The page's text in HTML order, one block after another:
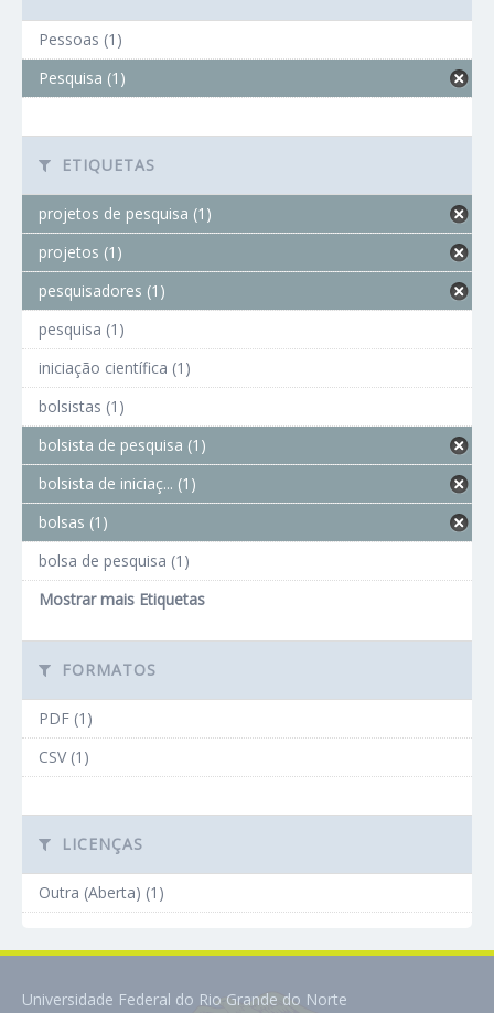
Pessoas (1)
Pesquisa (1)
ETIQUETAS
projetos de pesquisa (1)
projetos (1)
pesquisadores (1)
pesquisa (1)
iniciação científica (1)
bolsistas (1)
bolsista de pesquisa (1)
bolsista de iniciaç... (1)
bolsas (1)
bolsa de pesquisa (1)
Mostrar mais Etiquetas
FORMATOS
PDF (1)
CSV (1)
LICENÇAS
Outra (Aberta) (1)
Universidade Federal do Rio Grande do Norte